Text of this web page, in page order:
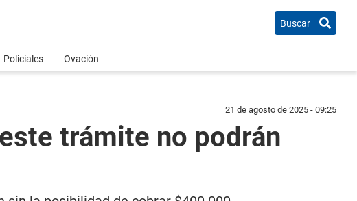
Buscar
Policiales Ovación
21 de agosto de 2025 - 09:25
trámite no podrán